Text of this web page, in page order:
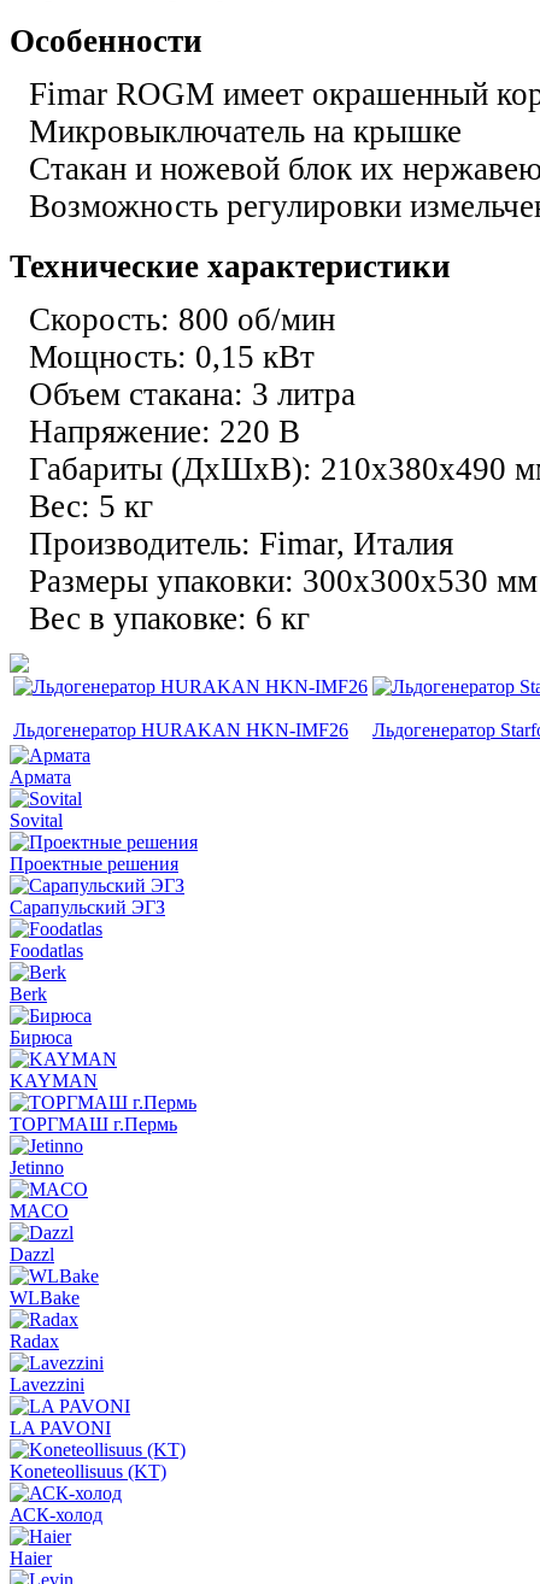
Особенности
Fimar ROGM имеет окрашенный
Микровыключатель на крышке
Стакан и ножевой блок их
Возможность регулировки
Технические характеристики
Скорость: 800 об/мин
Мощность: 0,15 кВт
Объем стакана: 3 литра
Напряжение: 220 В
Габариты (ДхШхВ): 210х380х490
Вес: 5 кг
Производитель: Fimar, Италия
Размеры упаковки: 300х300х530 мм
Вес в упаковке: 6 кг
Льдогенератор HURAKAN HKN-IMF26 Льдогенератор
Армата
Sovital
Проектные решения
Сарапульский ЭГЗ
Foodatlas
Berk
Бирюса
KAYMAN
ТОРГМАШ г.Пермь
Jetinno
MACO
Dazzl
WLBake
Radax
Lavezzini
LA PAVONI
Koneteollisuus (KT)
АСК-холод
Haier